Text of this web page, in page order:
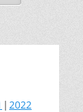
2022